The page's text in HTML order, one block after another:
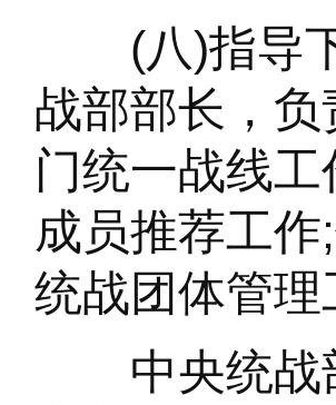
(八)指导下
战部部长，
门统一战线
成员推荐工
统战团体管理
中央统战部